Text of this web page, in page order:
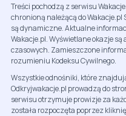
Treści pochodzą z serwisu
chronioną należącą do Wakacje.pl
są dynamiczne. Aktualne
Wakacje.pl. Wyświetlane okazje
czasowych. Zamieszczone
rozumieniu Kodeksu Cywilnego.
Wszystkie odnośniki, które
Odkryjwakacje.pl prowadzą do
serwisu otrzymuje prowizje za
została rozpoczęta poprzez